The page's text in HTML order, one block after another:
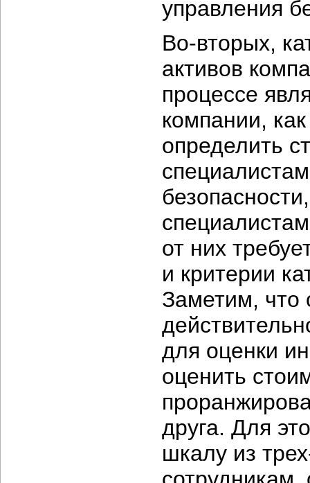
управления
Во-вторых,
активов
процессе
компании,
определить
от них
и критерии
Заметим, что
для оценки
оценить
друга. Для
шкалу из